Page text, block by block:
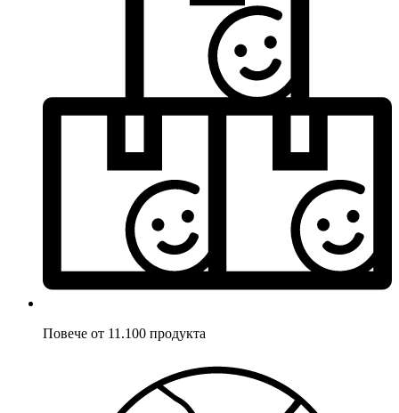
Повече от 11.100 продукта